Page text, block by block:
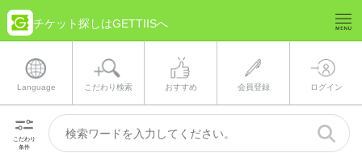
チケット探しはGETTIISへ
Language こだわり検索 おすすめ 会員登録 ログイン
こだわり
条件